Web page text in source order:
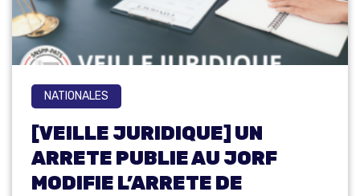
NATIONALES
[VEILLE JURIDIQUE] UN
ARRETE PUBLIE AU JORF
MODIFIE L’ARRETE DE